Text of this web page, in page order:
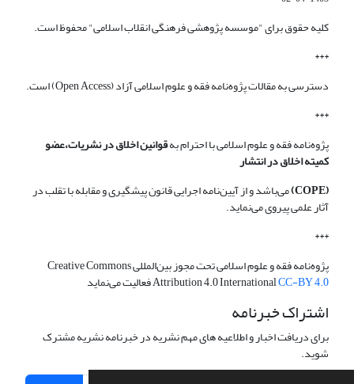
کلیه حقوق برای "موسسه پژوهشی فرهنگی انقلاب اسلامی" محفوظ است.
***
دسترسی به مقالات پژوه‌نامه فقه و علوم اسلامی آزاد (Open Access) است.
***
پژوه‌نامه فقه و علوم اسلامی با احترام بهقوانین اخلاق در نشریات،عضو
کمیته اخلاق در انتشار
(COPE)
می‌باشد و از آیین‌نامه اجرایی قانون پیشگیری و مقابله با تقلب در
آثار علمی پیروی می‌نماید.
***
پژوه‌نامه فقه و علوم اسلامی تحت مجوز بین‌المللی Creative Commons
Attribution 4.0 InternationalCC-BY 4.0 فعالیت می‌نماید
اشتراک خبرنامه
برای دریافت اخبار و اطلاعیه های مهم نشریه در خبرنامه نشریه مشترک
شوید.